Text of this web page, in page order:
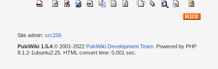
Site admin: src256
PukiWiki 1.5.4© 2001-2022 PukiWiki Development Team. Powered by PHP
8.1.2-1ubuntu2.25. HTML convert time: 0.001 sec.